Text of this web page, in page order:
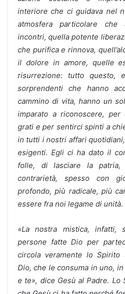
interiore che ci guidava nel
atmosfera particolare che
incontri, quella potente
che purifica e rinnova,
il dolore in amore, quelle
risurrezione: tutto questo,
sorprendenti che hanno
cammino di vita, hanno un
imparato a riconoscere, per
grati e per sentirci spinti a
in tutti i nostri affari
esigenti. Egli ci ha dato il
folle, di lasciare la patria,
contrarietà, spesso con
profondo, più radicale, più
essere fra noi legame di unità.
«La nostra mistica, infatti,
persone fatte Dio per
circola veramente lo Spirito
Dio, che le consuma in uno,
e te», dice Gesù al Padre.